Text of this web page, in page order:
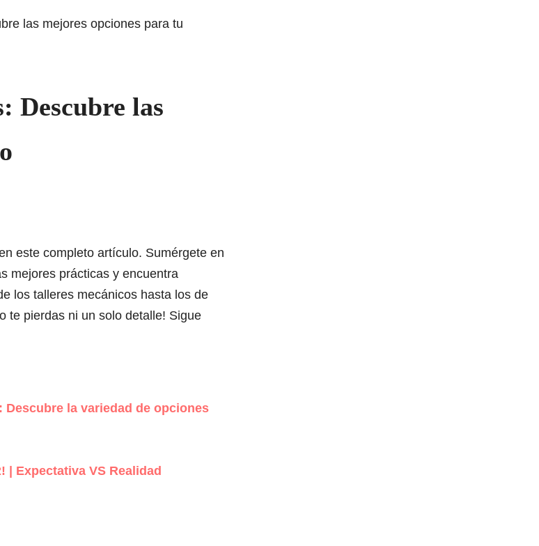
las mejores opciones para tu
Descubre las
este completo artículo. Sumérgete en
mejores prácticas y encuentra
los talleres mecánicos hasta los de
te pierdas ni un solo detalle! Sigue
la variedad de opciones
| Expectativa VS Realidad